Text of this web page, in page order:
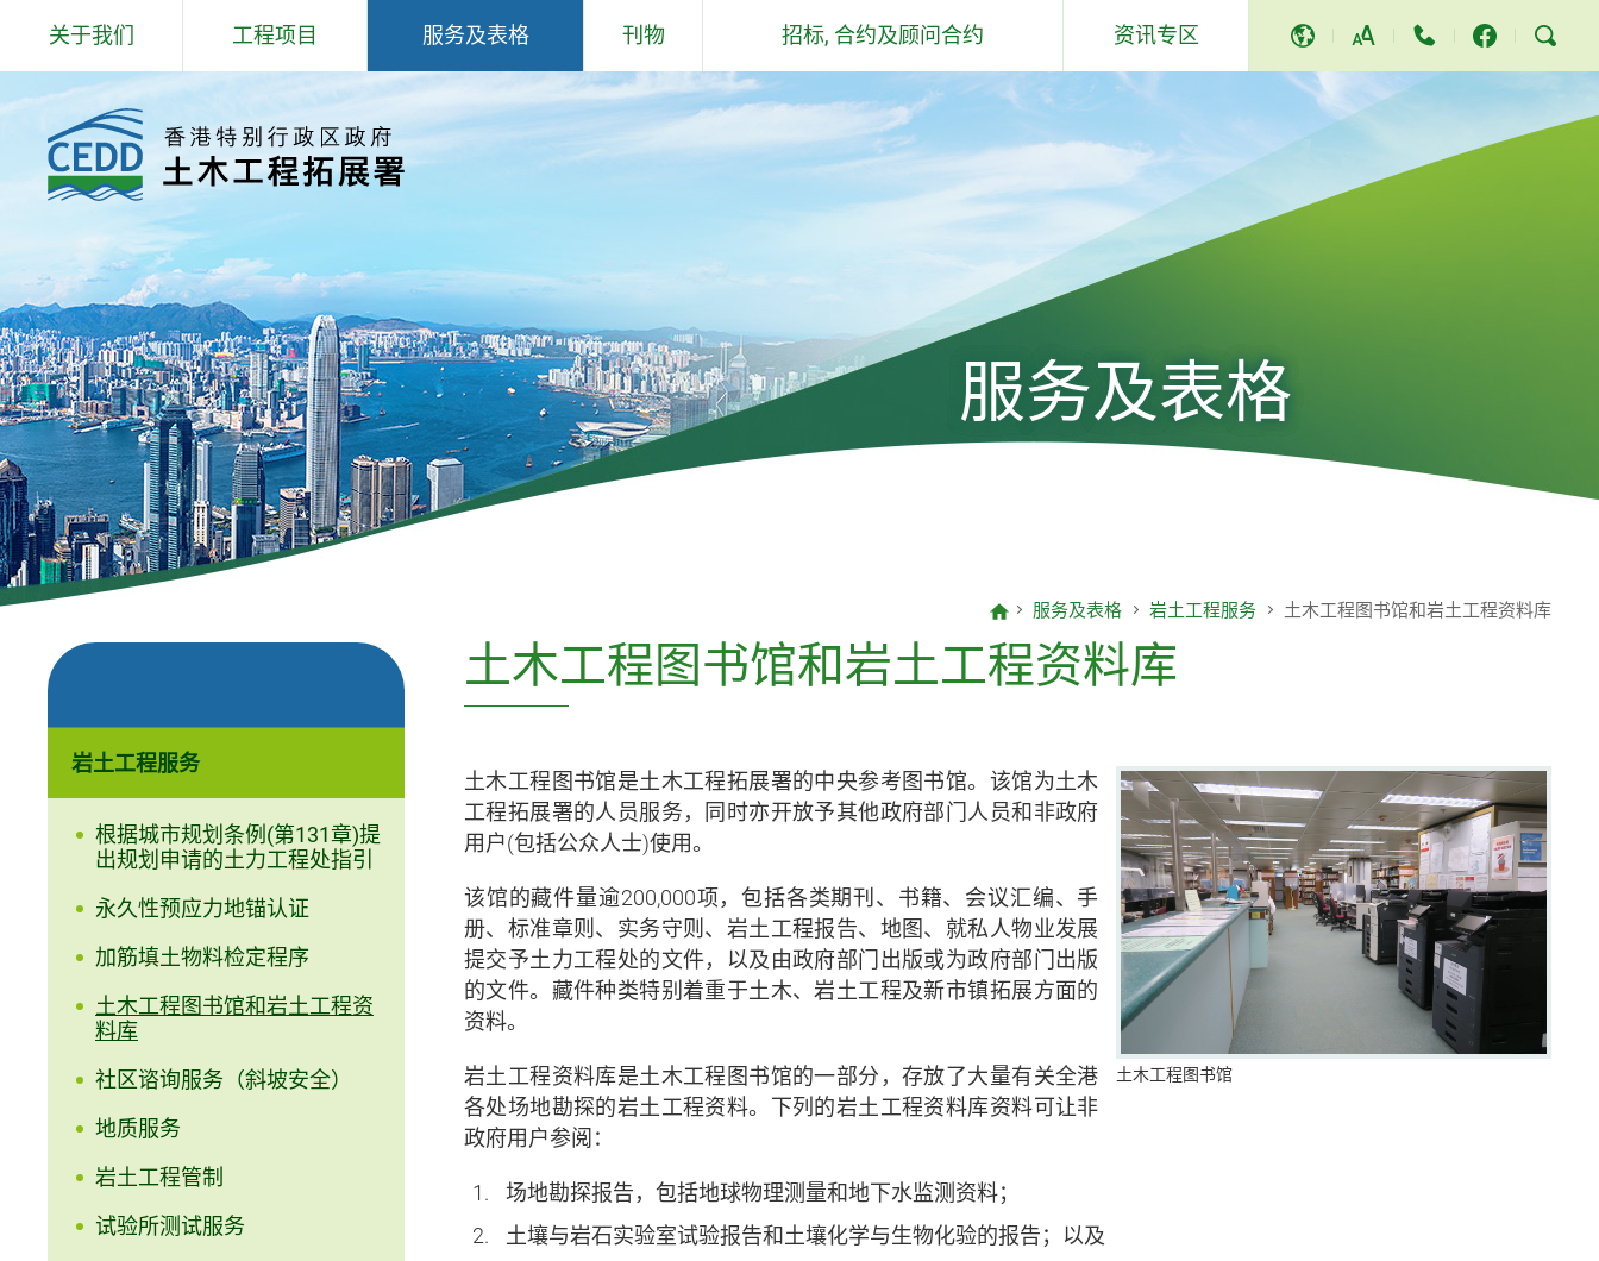
主
内
关于我们
欢迎辞
抱负、使命和信念
工程师学院
核心工作
部门政策
招聘公告
工程项目
主要工程
北部都会区发展
服务及表格
岩土工程服务
填料管理
场外预制钢筋组件
公用表格
刊物
概要说明
土木工程拓展署 - 工作报告
土木工程拓展署技术通告
标准、规格、手册、应用指引、投
标价格及成本指数
CEDD Playbook(只有英文版)
土力工程处刊物
土木工程处刊物
科普读物
杂项
招标, 合约及顾问合约
合约
顾问合约
资讯专区
獎項及讚譽
社区服务和活动
新闻稿
电视节目
项目报告
年度整合开放数据计划(包含空间数
据计划)
A A
服务及表格
服务及表格 岩土工程服务 土木工程图书馆和岩土工程资料库
岩土工程服务
根据城市规划条例(第131章)提
出规划申请的土力工程处指引
永久性预应力地锚认证
加筋填土物料检定程序
土木工程图书馆和岩土工程资
料库
社区谘询服务（斜坡安全）
地质服务
岩土工程管制
试验所测试服务
土木工程图书馆和岩土工程资料库
土木工程图书馆
土木工程图书馆是土木工程拓展署的中央参考图书馆。该馆为土木
工程拓展署的人员服务，同时亦开放予其他政府部门人员和非政府
用户(包括公众人士)使用。
该馆的藏件量逾200,000项，包括各类期刊、书籍、会议汇编、手
册、标准章则、实务守则、岩土工程报告、地图、就私人物业发展
提交予土力工程处的文件，以及由政府部门出版或为政府部门出版
的文件。藏件种类特别着重于土木、岩土工程及新市镇拓展方面的
资料。
岩土工程资料库是土木工程图书馆的一部分，存放了大量有关全港
各处场地勘探的岩土工程资料。下列的岩土工程资料库资料可让非
政府用户参阅：
场地勘探报告，包括地球物理测量和地下水监测资料；
土壤与岩石实验室试验报告和土壤化学与生物化验的报告；以及